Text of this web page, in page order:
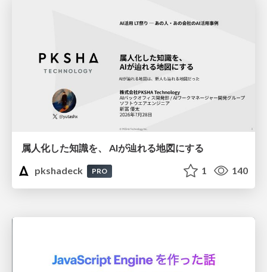
属人化した知識を、 AIが辿れる地図にする
pkshadeck
PRO 1 140